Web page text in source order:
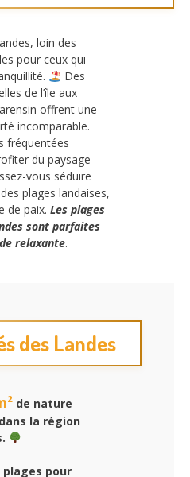
loin des
pour ceux qui
Des
de l’île aux
offrent une
incomparable.
fréquentées
du paysage
vous séduire
plages landaises,
de paix. Les plages
sont parfaites
relaxante.
des Landes
de nature
la région
plages pour